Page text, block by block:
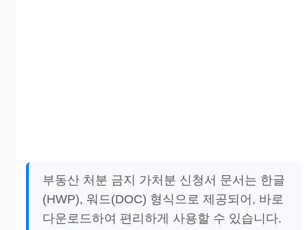
부동산 처분 금지 가처분 신청서 문서는 한글
(HWP), 워드(DOC) 형식으로 제공되어, 바로
다운로드하여 편리하게 사용할 수 있습니다.